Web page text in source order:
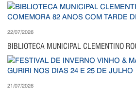
22/07/2026
BIBLIOTECA MUNICIPAL CLEMENTINO
21/07/2026